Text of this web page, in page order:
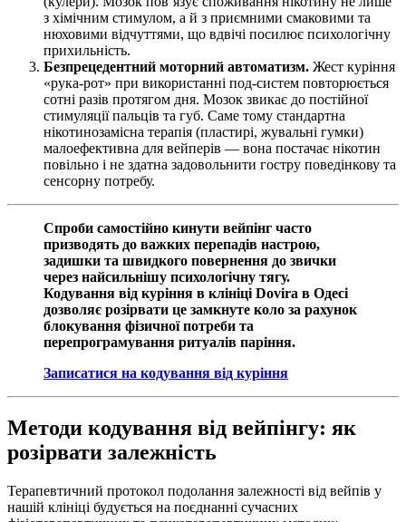
з хімічним стимулом, а й з приємними смаковими та
нюховими відчуттями, що вдвічі посилює психологічну
прихильність.
Безпрецедентний моторний автоматизм. Жест куріння
«рука-рот» при використанні под-систем повторюється
сотні разів протягом дня. Мозок звикає до постійної
стимуляції пальців та губ. Саме тому стандартна
нікотинозамісна терапія (пластирі, жувальні гумки)
малоефективна для вейперів — вона постачає нікотин
повільно і не здатна задовольнити гостру поведінкову та
сенсорну потребу.
Спроби самостійно кинути вейпінг часто
призводять до важких перепадів настрою,
задишки та швидкого повернення до звички
через найсильнішу психологічну тягу.
Кодування від куріння в клініці Dovira в Одесі
дозволяє розірвати це замкнуте коло за рахунок
блокування фізичної потреби та
перепрограмування ритуалів паріння.
Записатися на кодування від куріння
Методи кодування від вейпінгу: як
розірвати залежність
Терапевтичний протокол подолання залежності від вейпів у
нашій клініці будується на поєднанні сучасних